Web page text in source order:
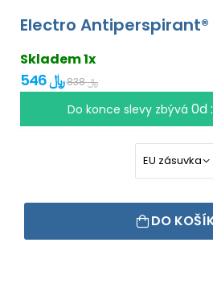
Electro Antiperspirant®
Skladem 1x
546 ﷼ 838 ﷼
Do konce slevy zbývá 0d
DO